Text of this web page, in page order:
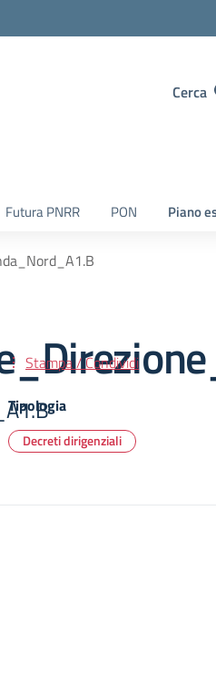
Cerca
Futura PNRR PON Piano
Stampa / Condividi
Tipologia
Decreti dirigenziali